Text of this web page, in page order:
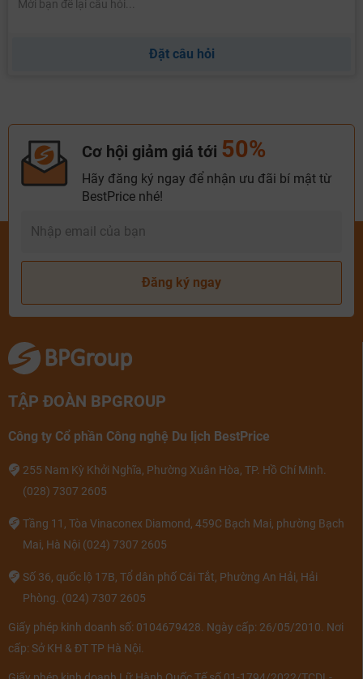
Đặt câu hỏi
Cơ hội giảm giá tới 50%
Hãy đăng ký ngay để nhận ưu đãi bí mật từ
BestPrice nhé!
Đăng ký ngay
TẬP ĐOÀN BPGROUP
Công ty Cổ phần Công nghệ Du lịch BestPrice
255 Nam Kỳ Khởi Nghĩa, Phường Xuân Hòa, TP. Hồ Chí Minh.
(028) 7307 2605
Tầng 11, Tòa Vinaconex Diamond, 459C Bạch Mai, phường Bạch
Mai, Hà Nội (024) 7307 2605
Số 36, quốc lộ 17B, Tổ dân phố Cái Tắt, Phường An Hải, Hải
Phòng. (024) 7307 2605
Giấy phép kinh doanh số: 0104679428. Ngày cấp: 26/05/2010. Nơi
cấp: Sở KH & ĐT TP Hà Nội.